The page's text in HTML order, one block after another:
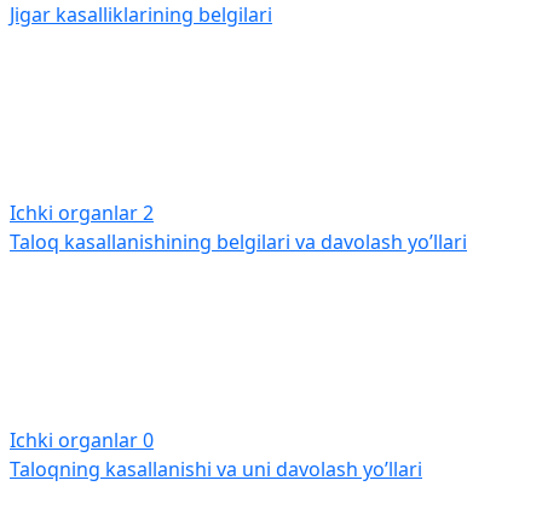
Jigar kasalliklarining belgilari
Ichki organlar2
Taloq kasallanishining belgilari va davolash yo’llari
Ichki organlar0
Taloqning kasallanishi va uni davolash yo’llari